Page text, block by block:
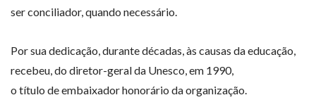
ser conciliador, quando necessário.
Por sua dedicação, durante décadas, às causas da educação,
recebeu, do diretor-geral da Unesco, em 1990,
o título de embaixador honorário da organização.